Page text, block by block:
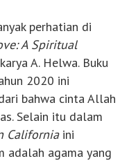
perhatian di
A Spiritual
karya A. Helwa. Buku
2020 ini
bahwa cinta Allah
Selain itu dalam
California ini
adalah agama yang